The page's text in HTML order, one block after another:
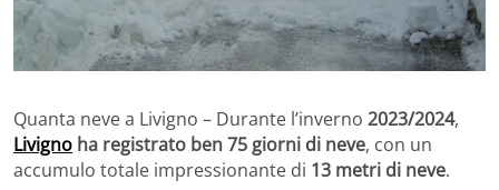
Quanta neve a Livigno – Durante l’inverno 2023/2024,
Livigno ha registrato ben 75 giorni di neve, con un
accumulo totale impressionante di 13 metri di neve.